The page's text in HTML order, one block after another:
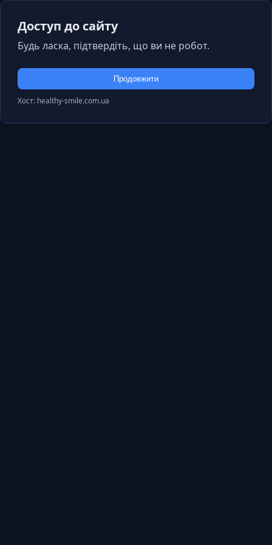
Доступ до сайту
Будь ласка, підтвердіть, що ви не робот.
Продовжити
Хост: healthy-smile.com.ua